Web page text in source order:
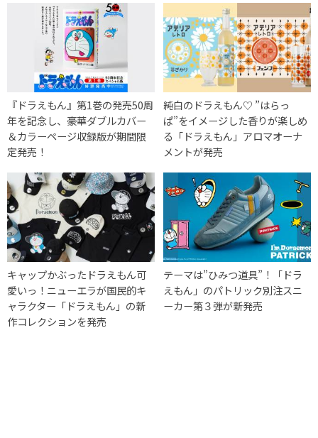
『ドラえもん』第1巻の発売50周
年を記念し、豪華ダブルカバー
＆カラーページ収録版が期間限
定発売！
純白のドラえもん♡ ”はらっ
ぱ”をイメージした香りが楽しめ
る「ドラえもん」アロマオーナ
メントが発売
キャップかぶったドラえもん可
愛いっ！ニューエラが国民的キ
ャラクター「ドラえもん」の新
作コレクションを発売
テーマは”ひみつ道具”！「ドラ
えもん」のパトリック別注スニ
ーカー第３弾が新発売